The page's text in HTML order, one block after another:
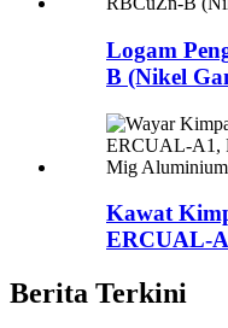
Logam
B (Nikel
Kawat
ERCUAL-
Berita Terkini